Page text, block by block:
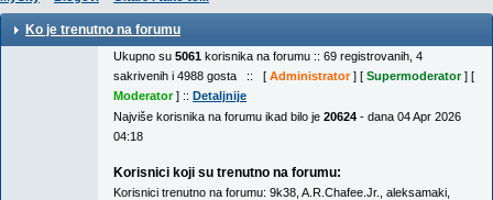
Ko je trenutno na forumu
Ukupno su 5061 korisnika na forumu :: 69 registrovanih, 4
sakrivenih i 4988 gosta :: [ Administrator] [ Supermoderator] [
Moderator] :: Detaljnije
Najviše korisnika na forumu ikad bilo je 20624 - dana 04 Apr 2026
04:18
Korisnici koji su trenutno na forumu:
Korisnici trenutno na forumu: 9k38 A.R.Chafee.Jr. aleksamaki